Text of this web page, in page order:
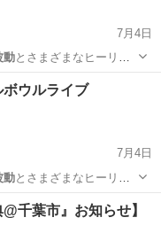
7月4日
動とさまざまなヒーリン
スタルボウル
ウルライブ
7月4日
動とさまざまなヒーリン
スタルボウル
千葉市』お知らせ】⁡⁡